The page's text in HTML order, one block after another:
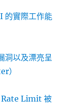
的實際工作能
洞以及漂亮呈
）
Rate Limit 被